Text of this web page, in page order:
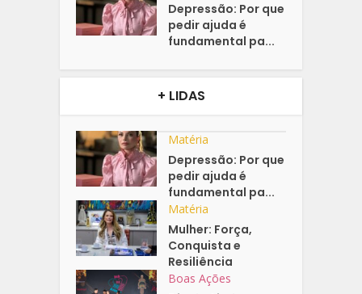
Depressão: Por que
pedir ajuda é
fundamental pa...
+ LIDAS
Matéria
Depressão: Por que
pedir ajuda é
fundamental pa...
Matéria
Mulher: Força,
Conquista e
Resiliência
Boas Ações